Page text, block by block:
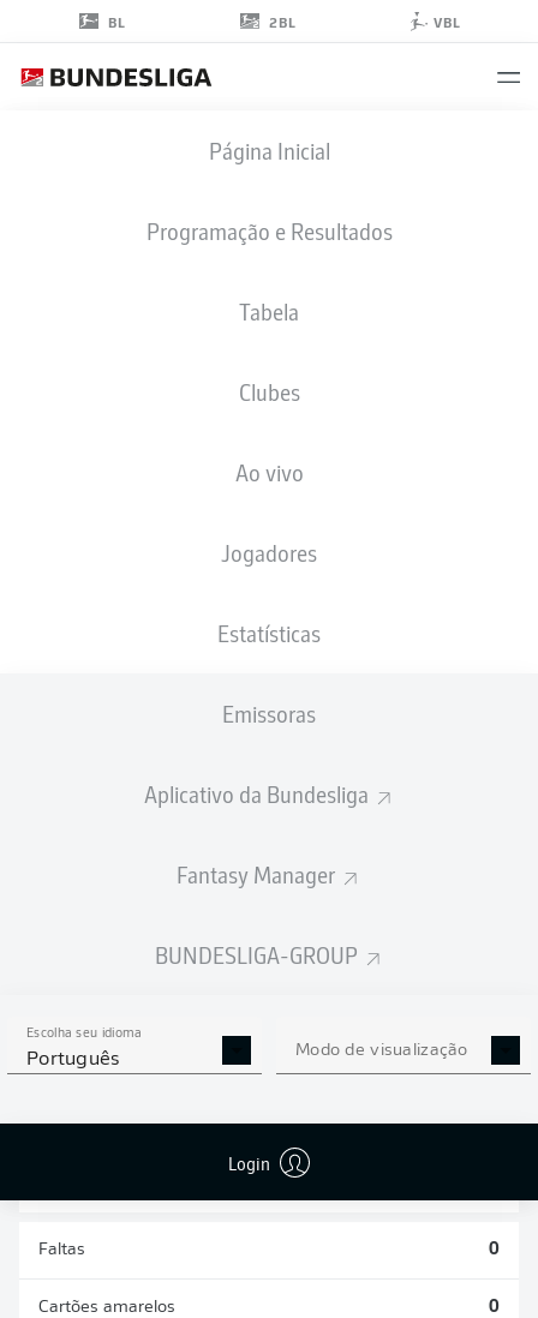
BL 2BL VBL
Página Inicial
Programação e Resultados
Tabela
Clubes
Ao vivo
Jogadores
Estatísticas
Emissoras
Aplicativo da Bundesliga
Fantasy Manager
BUNDESLIGA-GROUP
Escolha seu idioma
Português Modo de visualização
Login
EINTRACHT BRAUNSCHWEIG
ESTATÍSTICAS DA
TEMPORADA 2026/2027
Faltas 0
Cartões amarelos 0